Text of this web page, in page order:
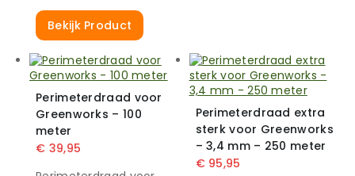
Bekijk Product
Perimeterdraad voor
Greenworks – 100
meter
€ 39,95
Perimeterdraad extra
sterk voor Greenworks
– 3,4 mm – 250 meter
€95,95